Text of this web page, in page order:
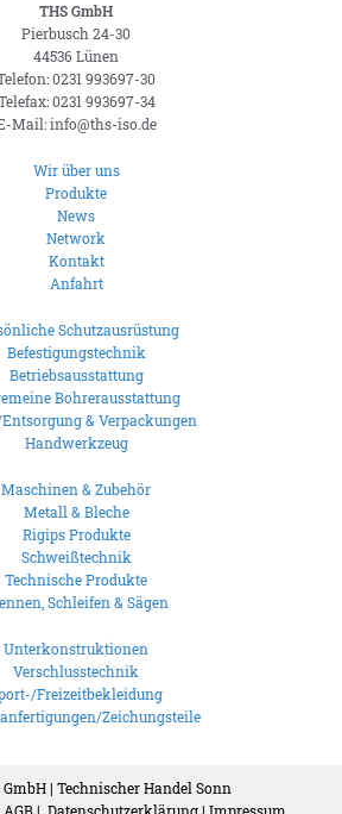
THS GmbH
Pierbusch 24-30
44536 Lünen
0231 993697-30
0231 993697-34
Mail: info@ths-iso.de
Wir über uns
Produkte
News
Network
Kontakt
Anfahrt
Schutzausrüstung
Befestigungstechnik
Betriebsausstattung
Bohrerausstattung
& Verpackungen
Handwerkzeug
Maschinen & Zubehör
Metall & Bleche
Rigips Produkte
Schweißtechnik
Technische Produkte
Schleifen & Sägen
Unterkonstruktionen
Verschlusstechnik
Freizeitbekleidung
Zeichungsteile
GmbH | Technischer Handel Sonn